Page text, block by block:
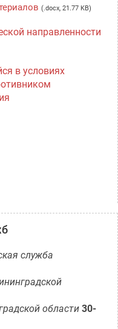
(.docx, 21.77 KB)
направленности
в условиях
служба
области 30-